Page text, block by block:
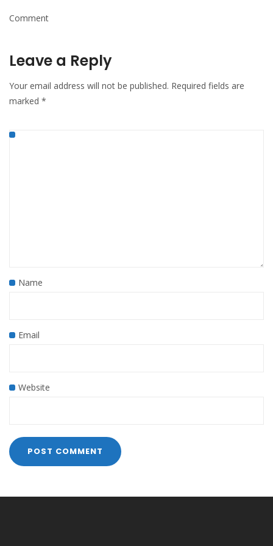
Comment
Leave a Reply
Your email address will not be published. Required fields are
marked *
Name
Email
Website